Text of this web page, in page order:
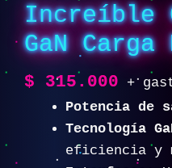
Increíble
GaN Carga
$ 315.000
+
Potencia de
Tecnología
eficiencia y